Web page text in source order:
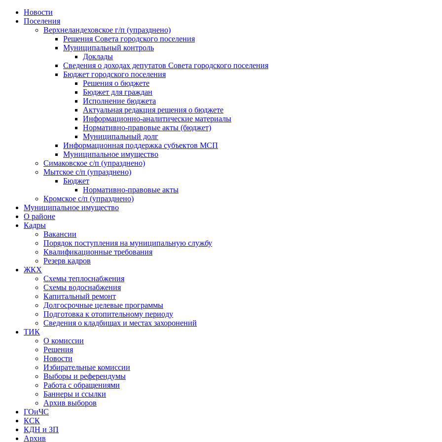
Skip
Новости
Поселения
Верхнеландеховское г/п (упразднено)
Решения Совета городского поселения
Муниципальный контроль
Доклады
Сведения о доходах депутатов Совета городского поселения
Бюджет городского поселения
Решения о бюджете
Бюджет для граждан
Исполнение бюджета
Актуальная редакция решения о бюджете
Информационно-аналитические материалы
Нормативно-правовые акты (бюджет)
Муниципальный долг
Информационная поддержка субъектов МСП
Муниципальное имущество
Симаковское с/п (упразднено)
Мытское с/п (упразднено)
Бюджет
Нормативно-правовые акты
Кромское с/п (упразднено)
Муниципальное имущество
О районе
Кадры
Вакансии
Порядок поступления на муниципальную службу
Квалификационные требования
Резерв кадров
ЖКХ
Схемы теплоснабжения
Схемы водоснабжения
Капитальный ремонт
Долгосрочные целевые программы
Подготовка к отопительному периоду
Сведения о кладбищах и местах захоронений
ТИК
О комиссии
Решения
Новости
Избирательные комиссии
Выборы и референдумы
Работа с обращениями
Баннеры и ссылки
Архив выборов
ГОиЧС
КСК
КДН и ЗП
Архив